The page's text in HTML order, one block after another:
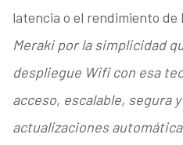
latencia o el rendimiento de
Meraki por la simplicidad
despliegue Wifi con esa
acceso, escalable, segura
actualizaciones